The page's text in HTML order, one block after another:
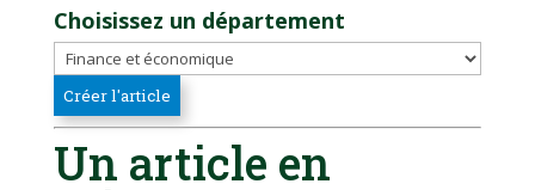
Choisissez un département
Un article en